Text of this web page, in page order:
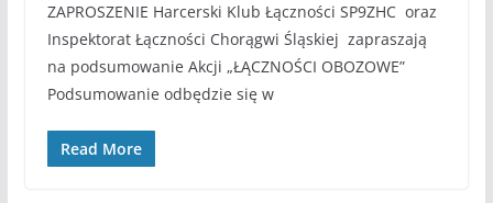
ZAPROSZENIE Harcerski Klub Łączności SP9ZHC oraz
Inspektorat Łączności Chorągwi Śląskiej zapraszają
na podsumowanie Akcji „ŁĄCZNOŚCI OBOZOWE”
Podsumowanie odbędzie się w
Read More